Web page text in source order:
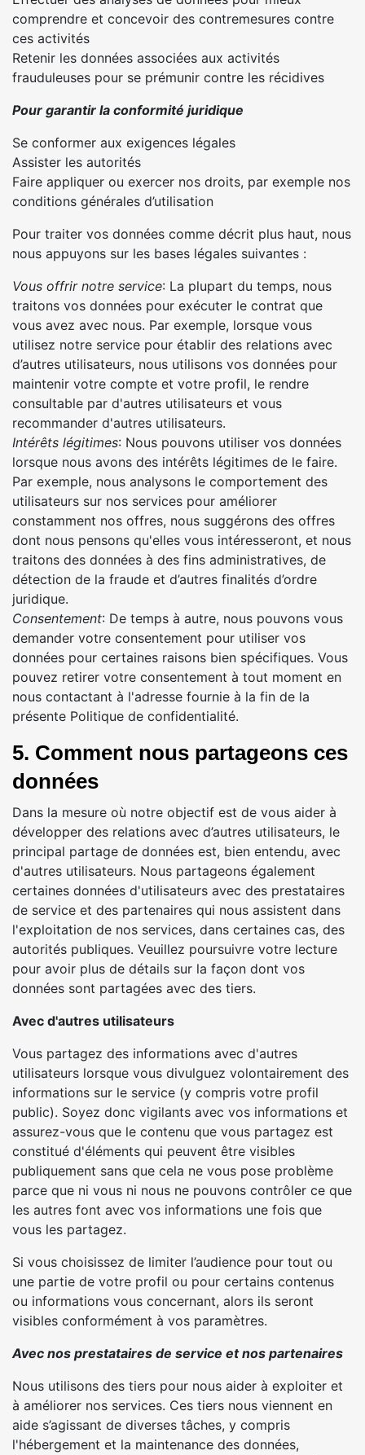
comprendre et concevoir des contremesures contre
ces activités
Retenir les données associées aux activités
frauduleuses pour se prémunir contre les récidives
Pour garantir la conformité juridique
Se conformer aux exigences légales
Assister les autorités
Faire appliquer ou exercer nos droits, par exemple nos
conditions générales d’utilisation
Pour traiter vos données comme décrit plus haut, nous
nous appuyons sur les bases légales suivantes :
Vous offrir notre service: La plupart du temps, nous
traitons vos données pour exécuter le contrat que
vous avez avec nous. Par exemple, lorsque vous
utilisez notre service pour établir des relations avec
d’autres utilisateurs, nous utilisons vos données pour
maintenir votre compte et votre profil, le rendre
consultable par d'autres utilisateurs et vous
recommander d'autres utilisateurs.
Intérêts légitimes: Nous pouvons utiliser vos données
lorsque nous avons des intérêts légitimes de le faire.
Par exemple, nous analysons le comportement des
utilisateurs sur nos services pour améliorer
constamment nos offres, nous suggérons des offres
dont nous pensons qu'elles vous intéresseront, et nous
traitons des données à des fins administratives, de
détection de la fraude et d’autres finalités d’ordre
juridique.
Consentement: De temps à autre, nous pouvons vous
demander votre consentement pour utiliser vos
données pour certaines raisons bien spécifiques. Vous
pouvez retirer votre consentement à tout moment en
nous contactant à l'adresse fournie à la fin de la
présente Politique de confidentialité.
5. Comment nous partageons ces
données
Dans la mesure où notre objectif est de vous aider à
développer des relations avec d’autres utilisateurs, le
principal partage de données est, bien entendu, avec
d'autres utilisateurs. Nous partageons également
certaines données d'utilisateurs avec des prestataires
de service et des partenaires qui nous assistent dans
l'exploitation de nos services, dans certaines cas, des
autorités publiques. Veuillez poursuivre votre lecture
pour avoir plus de détails sur la façon dont vos
données sont partagées avec des tiers.
Avec d'autres utilisateurs
Vous partagez des informations avec d'autres
utilisateurs lorsque vous divulguez volontairement des
informations sur le service (y compris votre profil
public). Soyez donc vigilants avec vos informations et
assurez-vous que le contenu que vous partagez est
constitué d'éléments qui peuvent être visibles
publiquement sans que cela ne vous pose problème
parce que ni vous ni nous ne pouvons contrôler ce que
les autres font avec vos informations une fois que
vous les partagez.
Si vous choisissez de limiter l’audience pour tout ou
une partie de votre profil ou pour certains contenus
ou informations vous concernant, alors ils seront
visibles conformément à vos paramètres.
Avec nos prestataires de service et nos partenaires
Nous utilisons des tiers pour nous aider à exploiter et
à améliorer nos services. Ces tiers nous viennent en
aide s’agissant de diverses tâches, y compris
l'hébergement et la maintenance des données,